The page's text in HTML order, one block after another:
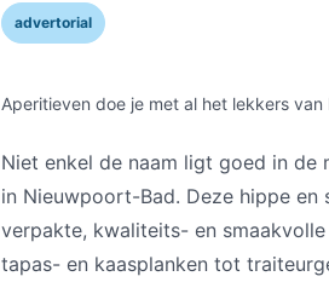
advertorial
Aperitieven doe je met al het lekkers van
Niet enkel de naam ligt goed in de
in Nieuwpoort-Bad. Deze hippe
verpakte, kwaliteits- en
tapas- en kaasplanken tot